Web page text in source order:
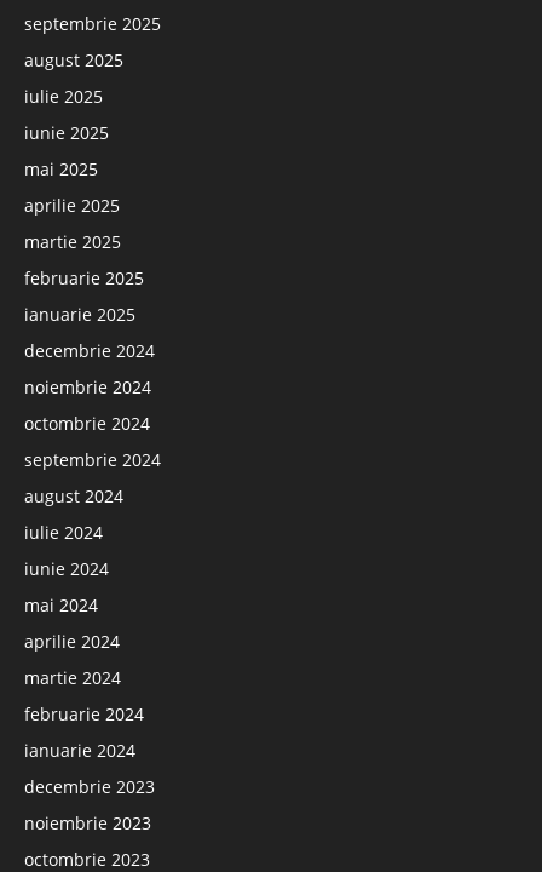
septembrie 2025
august 2025
iulie 2025
iunie 2025
mai 2025
aprilie 2025
martie 2025
februarie 2025
ianuarie 2025
decembrie 2024
noiembrie 2024
octombrie 2024
septembrie 2024
august 2024
iulie 2024
iunie 2024
mai 2024
aprilie 2024
martie 2024
februarie 2024
ianuarie 2024
decembrie 2023
noiembrie 2023
octombrie 2023